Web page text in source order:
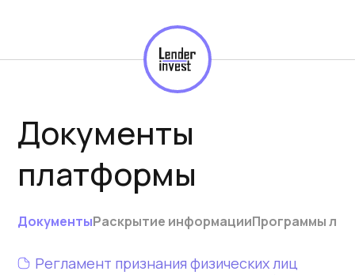
Документы
платформы
ДокументыРаскрытие информацииПрограммы
Регламент признания физических лиц